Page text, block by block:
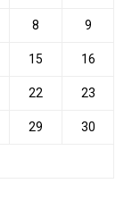
8 9
15 16
22 23
29 30